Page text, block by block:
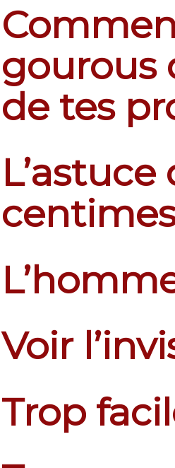
gourous
de tes
Voir
Trop